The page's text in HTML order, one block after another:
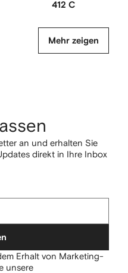
412 CHF
Mehr zeigen
an und erhalten Sie
direkt in Ihre Inbox
Erhalt von Marketing-
unsere